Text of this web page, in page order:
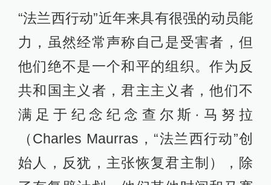
“法兰西行动”近年来具有很强的动员能
力，虽然经常声称自己是受害者，但
他们绝不是一个和平的组织。作为反
共和国主义者，君主主义者，他们不
满足于纪念纪念查尔斯·马努拉
（Charles Maurras，“法兰西行动”创
始人，反犹，主张恢复君主制），除